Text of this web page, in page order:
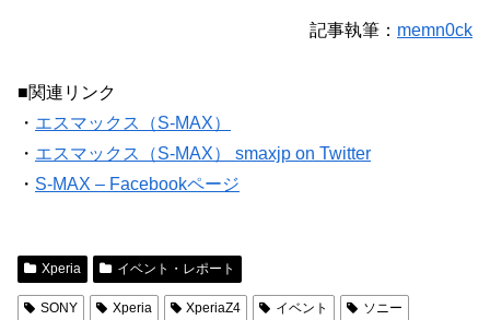
記事執筆： memn0ck
■関連リンク
・ エスマックス（S-MAX）
・ エスマックス（S-MAX） smaxjp on Twitter
・ S-MAX – Facebookページ
Xperia イベント・レポート
SONY Xperia XperiaZ4 イベント
ソニー